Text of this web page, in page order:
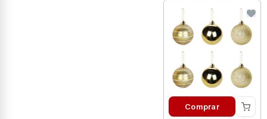
Comprar